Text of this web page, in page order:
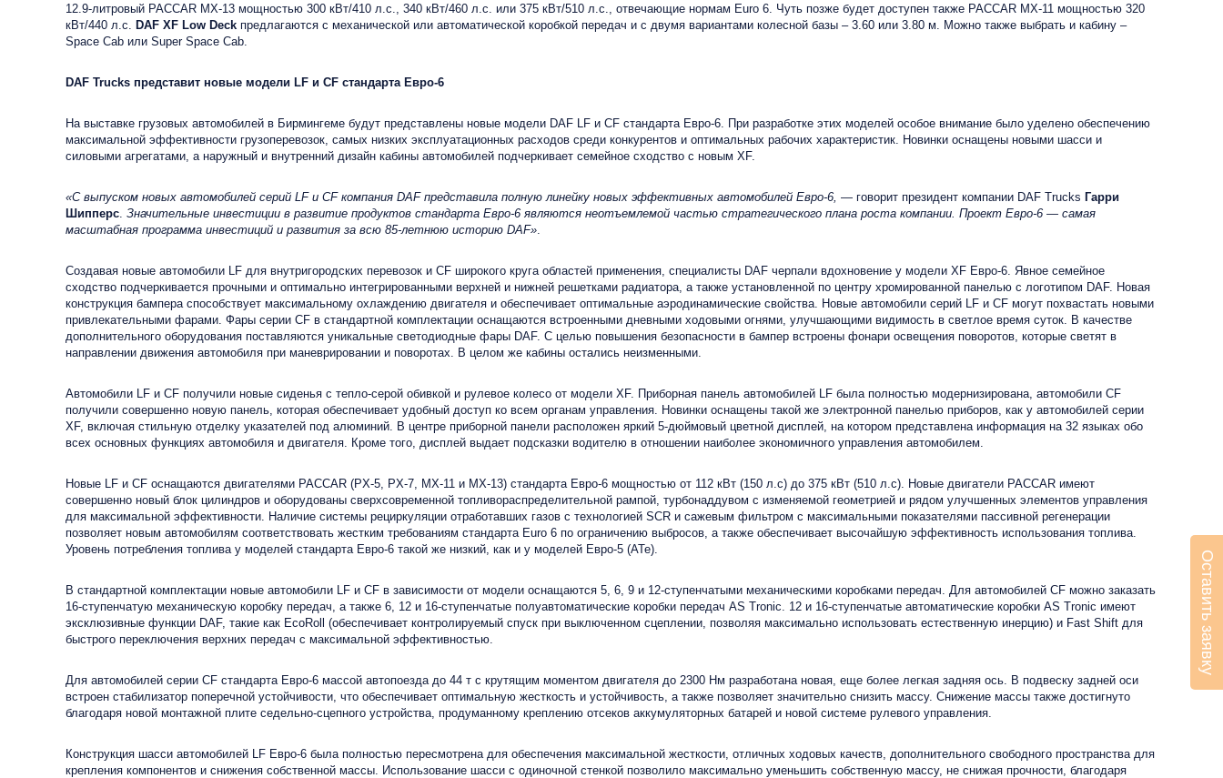
12.9-литровый PACCAR MX-13 мощностью 300 кВт/410 л.с., 340 кВт/460 л.с. или 375 кВт/510 л.с., отвечающие нормам Euro 6. Чуть позже будет доступен также PACCAR MX-11 мощностью 320
кВт/440 л.с. DAF XF Low Deck предлагаются с механической или автоматической коробкой передач и с двумя вариантами колесной базы – 3.60 или 3.80 м. Можно также выбрать и кабину –
Space Cab или Super Space Cab.
DAF Trucks представит новые модели LF и CF стандарта Евро-6
На выставке грузовых автомобилей в Бирмингеме будут представлены новые модели DAF LF и CF стандарта Евро-6. При разработке этих моделей особое внимание было уделено обеспечению
максимальной эффективности грузоперевозок, самых низких эксплуатационных расходов среди конкурентов и оптимальных рабочих характеристик. Новинки оснащены новыми шасси и
силовыми агрегатами, а наружный и внутренний дизайн кабины автомобилей подчеркивает семейное сходство с новым XF.
«С выпуском новых автомобилей серий LF и CF компания DAF представила полную линейку новых эффективных автомобилей Евро-6, — говорит президент компании DAF Trucks Гарри
Шипперс. Значительные инвестиции в развитие продуктов стандарта Евро-6 являются неотъемлемой частью стратегического плана роста компании. Проект Евро-6 — самая
масштабная программа инвестиций и развития за всю 85-летнюю историю DAF».
Создавая новые автомобили LF для внутригородских перевозок и CF широкого круга областей применения, специалисты DAF черпали вдохновение у модели XF Евро-6. Явное семейное
сходство подчеркивается прочными и оптимально интегрированными верхней и нижней решетками радиатора, а также установленной по центру хромированной панелью с логотипом DAF. Новая
конструкция бампера способствует максимальному охлаждению двигателя и обеспечивает оптимальные аэродинамические свойства. Новые автомобили серий LF и CF могут похвастать новыми
привлекательными фарами. Фары серии CF в стандартной комплектации оснащаются встроенными дневными ходовыми огнями, улучшающими видимость в светлое время суток. В качестве
дополнительного оборудования поставляются уникальные светодиодные фары DAF. С целью повышения безопасности в бампер встроены фонари освещения поворотов, которые светят в
направлении движения автомобиля при маневрировании и поворотах. В целом же кабины остались неизменными.
Автомобили LF и CF получили новые сиденья с тепло-серой обивкой и рулевое колесо от модели XF. Приборная панель автомобилей LF была полностью модернизирована, автомобили CF
получили совершенно новую панель, которая обеспечивает удобный доступ ко всем органам управления. Новинки оснащены такой же электронной панелью приборов, как у автомобилей серии
XF, включая стильную отделку указателей под алюминий. В центре приборной панели расположен яркий 5-дюймовый цветной дисплей, на котором представлена информация на 32 языках обо
всех основных функциях автомобиля и двигателя. Кроме того, дисплей выдает подсказки водителю в отношении наиболее экономичного управления автомобилем.
Новые LF и CF оснащаются двигателями PACCAR (PX-5, PX-7, MX-11 и MX-13) стандарта Евро-6 мощностью от 112 кВт (150 л.с) до 375 кВт (510 л.с). Новые двигатели PACCAR имеют
совершенно новый блок цилиндров и оборудованы сверхсовременной топливораспределительной рампой, турбонаддувом с изменяемой геометрией и рядом улучшенных элементов управления
для максимальной эффективности. Наличие системы рециркуляции отработавших газов с технологией SCR и сажевым фильтром с максимальными показателями пассивной регенерации
позволяет новым автомобилям соответствовать жестким требованиям стандарта Euro 6 по ограничению выбросов, а также обеспечивает высочайшую эффективность использования топлива.
Уровень потребления топлива у моделей стандарта Евро-6 такой же низкий, как и у моделей Евро-5 (ATe).
В стандартной комплектации новые автомобили LF и CF в зависимости от модели оснащаются 5, 6, 9 и 12-ступенчатыми механическими коробками передач. Для автомобилей CF можно заказать
16-ступенчатую механическую коробку передач, а также 6, 12 и 16-ступенчатые полуавтоматические коробки передач AS Tronic. 12 и 16-ступенчатые автоматические коробки AS Tronic имеют
эксклюзивные функции DAF, такие как EcoRoll (обеспечивает контролируемый спуск при выключенном сцеплении, позволяя максимально использовать естественную инерцию) и Fast Shift для
быстрого переключения верхних передач с максимальной эффективностью.
Для автомобилей серии CF стандарта Евро-6 массой автопоезда до 44 т с крутящим моментом двигателя до 2300 Нм разработана новая, еще более легкая задняя ось. В подвеску задней оси
встроен стабилизатор поперечной устойчивости, что обеспечивает оптимальную жесткость и устойчивость, а также позволяет значительно снизить массу. Снижение массы также достигнуто
благодаря новой монтажной плите седельно-сцепного устройства, продуманному креплению отсеков аккумуляторных батарей и новой системе рулевого управления.
Конструкция шасси автомобилей LF Евро-6 была полностью пересмотрена для обеспечения максимальной жесткости, отличных ходовых качеств, дополнительного свободного пространства для
крепления компонентов и снижения собственной массы. Использование шасси с одиночной стенкой позволило максимально уменьшить собственную массу, не снижая прочности, благодаря
Оставить заявку